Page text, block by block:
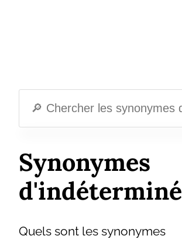
Synonymes
d'indéterminé
Quels sont les synonymes